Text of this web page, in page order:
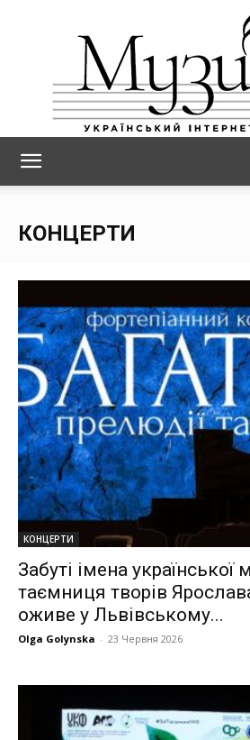
КОНЦЕРТИ
КОНЦЕРТИ
Забуті імена української
таємниця творів
оживе у Львівському...
Olga Golynska - 23 Червня 2026